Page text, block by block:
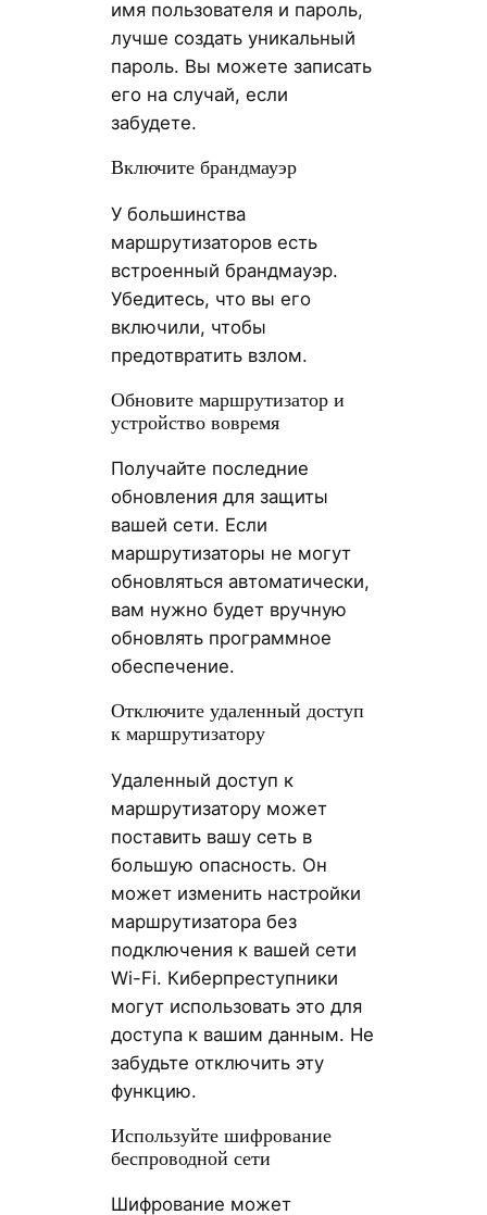
имя пользователя и пароль,
лучше создать уникальный
пароль. Вы можете записать
его на случай, если
забудете.
Включите брандмауэр
У большинства
маршрутизаторов есть
встроенный брандмауэр.
Убедитесь, что вы его
включили, чтобы
предотвратить взлом.
Обновите маршрутизатор и
устройство вовремя
Получайте последние
обновления для защиты
вашей сети. Если
маршрутизаторы не могут
обновляться автоматически,
вам нужно будет вручную
обновлять программное
обеспечение.
Отключите удаленный доступ
к маршрутизатору
Удаленный доступ к
маршрутизатору может
поставить вашу сеть в
большую опасность. Он
может изменить настройки
маршрутизатора без
подключения к вашей сети
Wi-Fi. Киберпреступники
могут использовать это для
доступа к вашим данным. Не
забудьте отключить эту
функцию.
Используйте шифрование
беспроводной сети
Шифрование может